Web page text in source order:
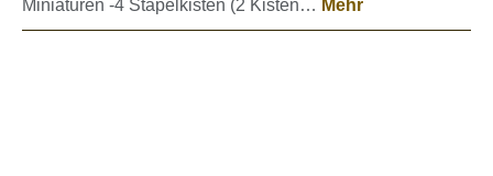
Miniaturen -4 Stapelkisten (2 Kisten… Mehr